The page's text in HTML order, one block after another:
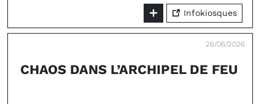
Infokiosques
26/06/2026
CHAOS DANS L’ARCHIPEL DE FEU